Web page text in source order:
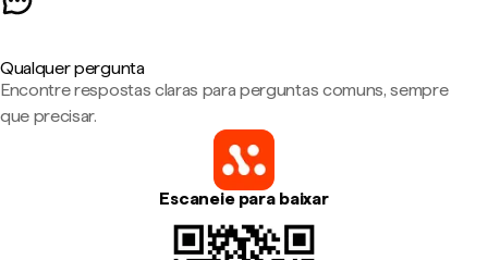
Qualquer pergunta
Encontre respostas claras para perguntas comuns, sempre
que precisar.
Escaneie para baixar